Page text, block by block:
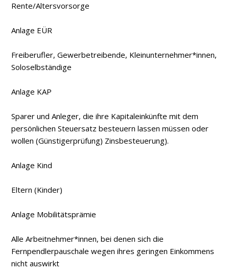
Rente/Altersvorsorge
Anlage EÜR
Freiberufler, Gewerbetreibende, Kleinunternehmer*innen,
Soloselbständige
Anlage KAP
Sparer und Anleger, die ihre Kapitaleinkünfte mit dem
persönlichen Steuersatz besteuern lassen müssen oder
wollen (Günstigerprüfung) Zinsbesteuerung).
Anlage Kind
Eltern (Kinder)
Anlage Mobilitätsprämie
Alle Arbeitnehmer*innen, bei denen sich die
Fernpendlerpauschale wegen ihres geringen Einkommens
nicht auswirkt